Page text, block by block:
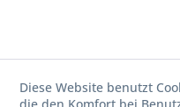
Diese Website benutzt